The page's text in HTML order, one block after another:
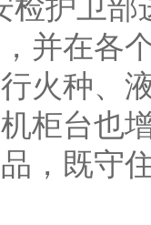
检护卫
并在各
火种、
柜台也
，既守